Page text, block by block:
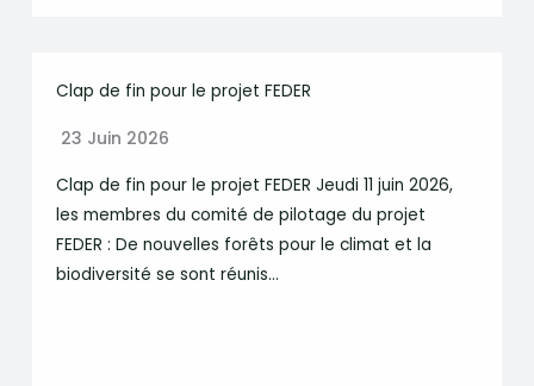
Clap de fin pour le projet FEDER
23 Juin 2026
Clap de fin pour le projet FEDER Jeudi 11 juin 2026,
les membres du comité de pilotage du projet
FEDER : De nouvelles forêts pour le climat et la
biodiversité se sont réunis…